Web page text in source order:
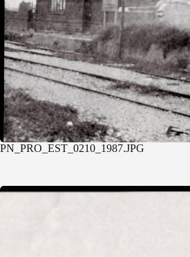
PN_PRO_EST_0210_1987.JPG